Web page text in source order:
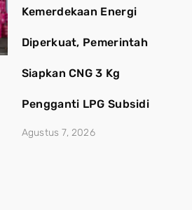
Kemerdekaan Energi
Diperkuat, Pemerintah
Siapkan CNG 3 Kg
Pengganti LPG Subsidi
Agustus 7, 2026